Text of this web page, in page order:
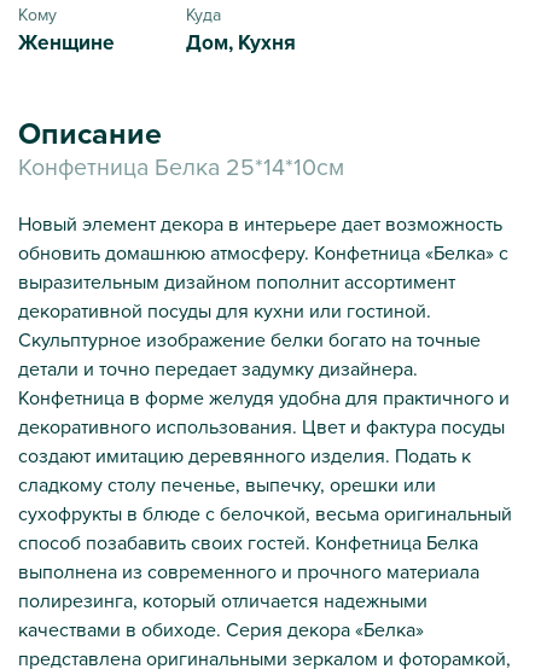
Кому
Женщине
Куда
Дом, Кухня
Описание
Конфетница Белка 25*14*10см
Новый элемент декора в интерьере дает возможность
обновить домашнюю атмосферу. Конфетница «Белка» с
выразительным дизайном пополнит ассортимент
декоративной посуды для кухни или гостиной.
Скульптурное изображение белки богато на точные
детали и точно передает задумку дизайнера.
Конфетница в форме желудя удобна для практичного и
декоративного использования. Цвет и фактура посуды
создают имитацию деревянного изделия. Подать к
сладкому столу печенье, выпечку, орешки или
сухофрукты в блюде с белочкой, весьма оригинальный
способ позабавить своих гостей. Конфетница Белка
выполнена из современного и прочного материала
полирезинга, который отличается надежными
качествами в обиходе. Серия декора «Белка»
представлена оригинальными зеркалом и фоторамкой,